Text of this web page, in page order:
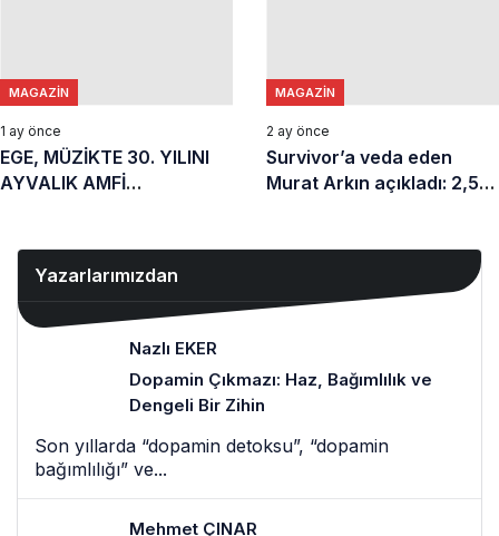
MAGAZIN
1 ay önce
EGE, MÜZİKTE 30. YILINI
AYVALIK AMFİ
MAGAZIN
2 ay önce
Survivor’a veda eden
Murat Arkın açıkladı: 2,5
Yazarlarımızdan
Nazlı EKER
Dopamin Çıkmazı: Haz, Bağımlılık ve
Dengeli Bir Zihin
Son yıllarda “dopamin detoksu”, “dopamin
bağımlılığı” ve...
Mehmet ÇINAR